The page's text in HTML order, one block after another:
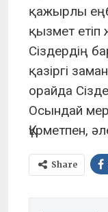
қажырлы
қызмет етіп
Сіздердің
қазіргі
орайда
Осындай
Құрметпен,
Share